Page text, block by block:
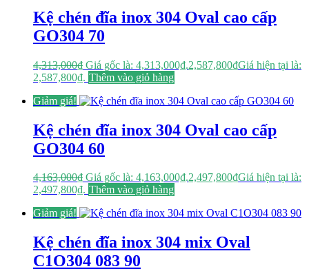
Kệ chén đĩa inox 304 Oval cao cấp
GO304 70
4,313,000₫ Giá gốc là: 4,313,000₫.2,587,800₫Giá hiện tại là:
2,587,800₫. Thêm vào giỏ hàng
Giảm giá!
Kệ chén đĩa inox 304 Oval cao cấp
GO304 60
4,163,000₫ Giá gốc là: 4,163,000₫.2,497,800₫Giá hiện tại là:
2,497,800₫. Thêm vào giỏ hàng
Giảm giá!
Kệ chén đĩa inox 304 mix Oval
C1O304 083 90